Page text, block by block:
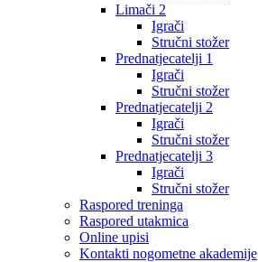
Limači 2
Igrači
Stručni stožer
Prednatjecatelji 1
Igrači
Stručni stožer
Prednatjecatelji 2
Igrači
Stručni stožer
Prednatjecatelji 3
Igrači
Stručni stožer
Raspored treninga
Raspored utakmica
Online upisi
Kontakti nogometne akademije